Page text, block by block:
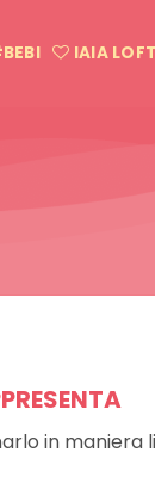
IAIA LOFT
in maniera